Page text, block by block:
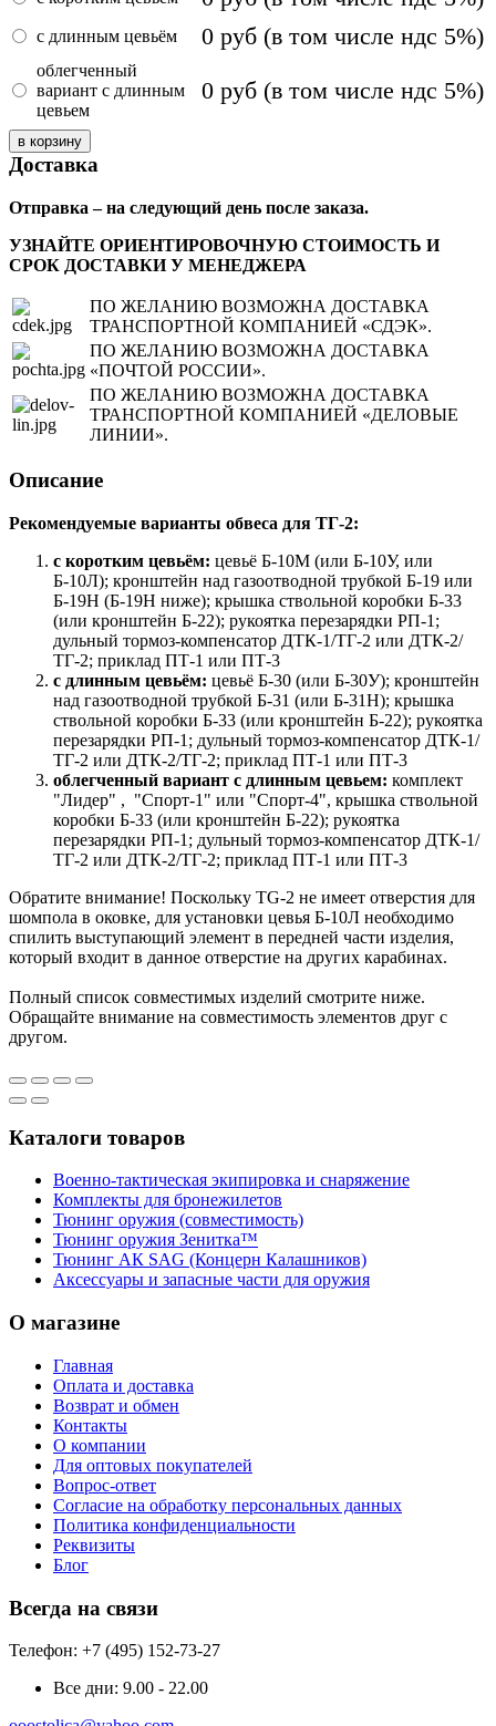
с длинным цевьём 0 руб (в том числе ндс 5%)
облегченный
вариант с длинным
цевьем
0 руб (в том числе ндс 5%)
Доставка
Отправка – на следующий день после заказа.
УЗНАЙТЕ ОРИЕНТИРОВОЧНУЮ СТОИМОСТЬ И
СРОК ДОСТАВКИ У МЕНЕДЖЕРА
ПО ЖЕЛАНИЮ ВОЗМОЖНА ДОСТАВКА
ТРАНСПОРТНОЙ КОМПАНИЕЙ «СДЭК».
ПО ЖЕЛАНИЮ ВОЗМОЖНА ДОСТАВКА
«ПОЧТОЙ РОССИИ».
ПО ЖЕЛАНИЮ ВОЗМОЖНА ДОСТАВКА
ТРАНСПОРТНОЙ КОМПАНИЕЙ «ДЕЛОВЫЕ
ЛИНИИ».
Описание
Рекомендуемые варианты обвеса для ТГ-2:
с коротким цевьём: цевьё Б-10М (или Б-10У, или
Б-10Л); кронштейн над газоотводной трубкой Б-19 или
Б-19Н (Б-19Н ниже); крышка ствольной коробки Б-33
(или кронштейн Б-22); рукоятка перезарядки РП-1;
дульный тормоз-компенсатор ДТК-1/ТГ-2 или ДТК-2/
ТГ-2; приклад ПТ-1 или ПТ-3
с длинным цевьём: цевьё Б-30 (или Б-30У); кронштейн
над газоотводной трубкой Б-31 (или Б-31Н); крышка
ствольной коробки Б-33 (или кронштейн Б-22); рукоятка
перезарядки РП-1; дульный тормоз-компенсатор ДТК-1/
ТГ-2 или ДТК-2/ТГ-2; приклад ПТ-1 или ПТ-3
облегченный вариант с длинным цевьем: комплект
"Лидер" , "Спорт-1" или "Спорт-4", крышка ствольной
коробки Б-33 (или кронштейн Б-22); рукоятка
перезарядки РП-1; дульный тормоз-компенсатор ДТК-1/
ТГ-2 или ДТК-2/ТГ-2; приклад ПТ-1 или ПТ-3
Обратите внимание! Поскольку TG-2 не имеет отверстия для
шомпола в оковке, для установки цевья Б-10Л необходимо
спилить выступающий элемент в передней части изделия,
который входит в данное отверстие на других карабинах.
Полный список совместимых изделий смотрите ниже.
Обращайте внимание на совместимость элементов друг с
другом.
Каталоги товаров
Военно-тактическая экипировка и снаряжение
Комплекты для бронежилетов
Тюнинг оружия (совместимость)
Тюнинг оружия Зенитка™
Тюнинг АК SAG (Концерн Калашников)
Аксессуары и запасные части для оружия
О магазине
Главная
Оплата и доставка
Возврат и обмен
Контакты
О компании
Для оптовых покупателей
Вопрос-ответ
Согласие на обработку персональных данных
Политика конфиденциальности
Реквизиты
Блог
Всегда на связи
Телефон: +7 (495) 152-73-27
Все дни: 9.00 - 22.00